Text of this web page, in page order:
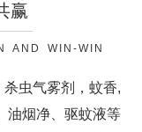
赢
AND WIN-WIN
虫气雾剂，蚊香,
油烟净、驱蚊液等